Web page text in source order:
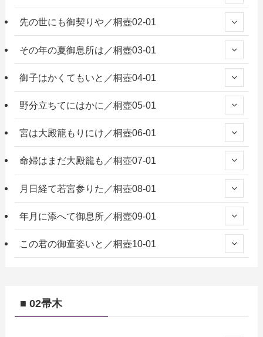
先の世にも御契りや／桐壺02-01
その年の夏御息所は／桐壺03-01
御子はかくてもいと／桐壺04-01
野分立ちてにはかに／桐壺05-01
宮は大殿籠もりにけ／桐壺06-01
命婦はまだ大殿籠も／桐壺07-01
月日経て若宮参りた／桐壺08-01
年月に添へて御息所／桐壺09-01
この君の御童姿いと／桐壺10-01
■ 02帚木